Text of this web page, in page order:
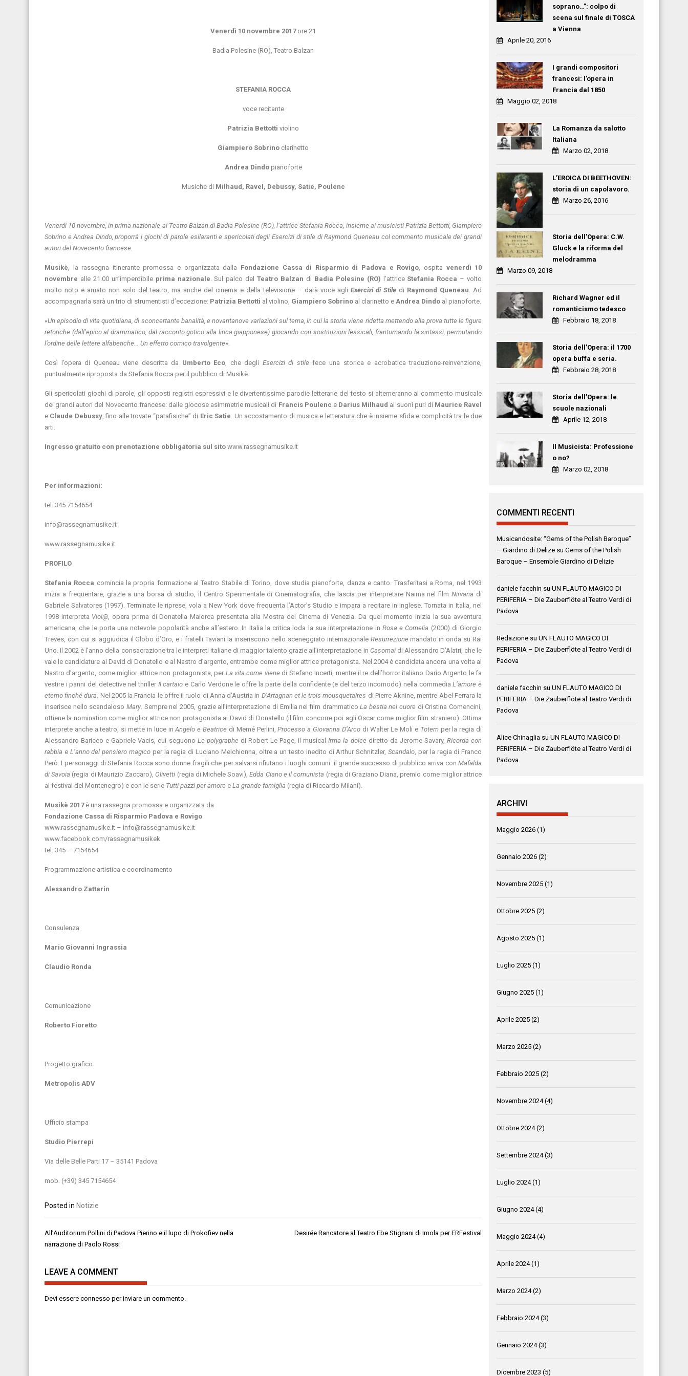
Venerdì 10 novembre 2017 ore 21
Badia Polesine (RO), Teatro Balzan
STEFANIA ROCCA
voce recitante
Patrizia Bettottiviolino
Giampiero Sobrino clarinetto
Andrea Dindo pianoforte
Musiche di Milhaud, Ravel, Debussy, Satie, Poulenc
Venerdì 10 novembre, in prima nazionale al Teatro Balzan di Badia Polesine (RO), l’attrice Stefania Rocca, insieme ai musicisti Patrizia Bettotti, Giampiero
Sobrino e Andrea Dindo, proporrà i giochi di parole esilaranti e spericolati degli Esercizi di stile di Raymond Queneau col commento musicale dei grandi
autori del Novecento francese.
Musikè, la rassegna itinerante promossa e organizzata dalla Fondazione Cassa di Risparmio di Padova e Rovigo, ospita venerdì 10
novembre alle 21.00 un’imperdibile prima nazionale. Sul palco delTeatro Balzan di Badia Polesine (RO) l’attrice Stefania Rocca – volto
molto noto e amato non solo del teatro, ma anche del cinema e della televisione – darà voce agli Esercizi di Stiledi Raymond Queneau. Ad
accompagnarla sarà un trio di strumentisti d’eccezione: Patrizia Bettotti al violino, Giampiero Sobrino al clarinetto e Andrea Dindo al pianoforte.
«Un episodio di vita quotidiana, di sconcertante banalità, e novantanove variazioni sul tema, in cui la storia viene ridetta mettendo alla prova tutte le figure
retoriche (dall’epico al drammatico, dal racconto gotico alla lirica giapponese) giocando con sostituzioni lessicali, frantumando la sintassi, permutando
l’ordine delle lettere alfabetiche… Un effetto comico travolgente».
Così l’opera di Queneau viene descritta da Umberto Eco, che degli Esercizi di stile fece una storica e acrobatica traduzione-reinvenzione,
puntualmente riproposta da Stefania Rocca per il pubblico di Musikè.
Gli spericolati giochi di parole, gli opposti registri espressivi e le divertentissime parodie letterarie del testo si alterneranno al commento musicale
dei grandi autori del Novecento francese: dalle giocose asimmetrie musicali di Francis Poulenc e Darius Milhaud ai suoni puri di Maurice Ravel
e Claude Debussy, fino alle trovate “patafisiche” di Eric Satie. Un accostamento di musica e letteratura che è insieme sfida e complicità tra le due
arti.
Ingresso gratuito con prenotazione obbligatoria sul sito www.rassegnamusike.it
Per informazioni:
tel. 345 7154654
info@rassegnamusike.it
www.rassegnamusike.it
PROFILO
Stefania Rocca comincia la propria formazione al Teatro Stabile di Torino, dove studia pianoforte, danza e canto. Trasferitasi a Roma, nel 1993
inizia a frequentare, grazie a una borsa di studio, il Centro Sperimentale di Cinematografia, che lascia per interpretare Naima nel filmNirvana di
Gabriele Salvatores (1997). Terminate le riprese, vola a New York dove frequenta l’Actor’s Studio e impara a recitare in inglese. Tornata in Italia, nel
1998 interpreta Viol@, opera prima di Donatella Maiorca presentata alla Mostra del Cinema di Venezia. Da quel momento inizia la sua avventura
americana, che le porta una notevole popolarità anche all’estero. In Italia la critica loda la sua interpretazione in Rosa e Cornelia (2000) di Giorgio
Treves, con cui si aggiudica il Globo d’Oro, e i fratelli Taviani la inseriscono nello sceneggiato internazionale Resurrezione mandato in onda su Rai
Uno. Il 2002 è l’anno della consacrazione tra le interpreti italiane di maggior talento grazie all’interpretazione in Casomai di Alessandro D’Alatri, che le
vale le candidature al David di Donatello e al Nastro d’argento, entrambe come miglior attrice protagonista. Nel 2004 è candidata ancora una volta al
Nastro d’argento, come miglior attrice non protagonista, per La vita come viene di Stefano Incerti, mentre il re dell’horror italiano Dario Argento le fa
vestire i panni del detective nel thriller Il cartaio e Carlo Verdone le offre la parte della confidente (e del terzo incomodo) nella commediaL’amore è
eterno finché dura. Nel 2005 la Francia le offre il ruolo di Anna d’Austria in D’Artagnan et le trois mousquetaires di Pierre Aknine, mentre Abel Ferrara la
inserisce nello scandaloso Mary. Sempre nel 2005, grazie all’interpretazione di Emilia nel film drammaticoLa bestia nel cuore di Cristina Comencini,
ottiene la nomination come miglior attrice non protagonista ai David di Donatello (il film concorre poi agli Oscar come miglior film straniero). Ottima
interprete anche a teatro, si mette in luce inAngelo e Beatrice di Memé Perlini,Processo a Giovanna D’Arcodi Walter Le Moli e Totemper la regia di
Alessandro Baricco e Gabriele Vacis, cui seguono Le polygraphe di Robert Le Page, il musicalIrma la dolce diretto da Jerome Savary,Ricorda con
rabbia e L’anno del pensiero magico per la regia di Luciano Melchionna, oltre a un testo inedito di Arthur Schnitzler,Scandalo, per la regia di Franco
Però. I personaggi di Stefania Rocca sono donne fragili che per salvarsi rifiutano i luoghi comuni: il grande successo di pubblico arriva conMafalda
di Savoia (regia di Maurizio Zaccaro), Olivetti (regia di Michele Soavi),Edda Ciano e il comunista (regia di Graziano Diana, premio come miglior attrice
al festival del Montenegro) e con le serie Tutti pazzi per amore e La grande famiglia (regia di Riccardo Milani).
Musikè 2017è una rassegna promossa e organizzata da
Fondazione Cassa di Risparmio Padova e Rovigo
www.rassegnamusike.it – info@rassegnamusike.it
www.facebook.com/rassegnamusikek
tel. 345 – 7154654
Programmazione artistica e coordinamento
Alessandro Zattarin
Consulenza
Mario Giovanni Ingrassia
Claudio Ronda
Comunicazione
Roberto Fioretto
Progetto grafico
Metropolis ADV
Ufficio stampa
Studio Pierrepi
Via delle Belle Parti 17 – 35141 Padova
mob. (+39) 345 7154654
Posted in Notizie
Navigazione
articoli
All’Auditorium Pollini di Padova Pierino e il lupo di Prokofiev nella
narrazione di Paolo Rossi
Desirée Rancatore al Teatro Ebe Stignani di Imola per ERFestival
LEAVE A COMMENT
Devi essere connesso per inviare un commento.
soprano…”: colpo di
scena sul finale di TOSCA
a Vienna
Aprile 20, 2016
I grandi compositori
francesi: l’opera in
Francia dal 1850
Maggio 02, 2018
La Romanza da salotto
Italiana
Marzo 02, 2018
L’EROICA DI BEETHOVEN:
storia di un capolavoro.
Marzo 26, 2016
Storia dell’Opera: C.W.
Gluck e la riforma del
melodramma
Marzo 09, 2018
Richard Wagner ed il
romanticismo tedesco
Febbraio 18, 2018
Storia dell’Opera: il 1700
opera buffa e seria.
Febbraio 28, 2018
Storia dell’Opera: le
scuole nazionali
Aprile 12, 2018
Il Musicista: Professione
o no?
Marzo 02, 2018
COMMENTI RECENTI
Musicandosite: “Gems of the Polish Baroque”
– Giardino di Delize suGems of the Polish
Baroque – Ensemble Giardino di Delizie
daniele facchin suUN FLAUTO MAGICO DI
PERIFERIA – Die Zauberflöte al Teatro Verdi di
Padova
Redazione suUN FLAUTO MAGICO DI
PERIFERIA – Die Zauberflöte al Teatro Verdi di
Padova
daniele facchin suUN FLAUTO MAGICO DI
PERIFERIA – Die Zauberflöte al Teatro Verdi di
Padova
Alice Chinaglia suUN FLAUTO MAGICO DI
PERIFERIA – Die Zauberflöte al Teatro Verdi di
Padova
ARCHIVI
Maggio 2026 (1)
Gennaio 2026 (2)
Novembre 2025 (1)
Ottobre 2025 (2)
Agosto 2025 (1)
Luglio 2025 (1)
Giugno 2025 (1)
Aprile 2025 (2)
Marzo 2025 (2)
Febbraio 2025 (2)
Novembre 2024(4)
Ottobre 2024(2)
Settembre 2024(3)
Luglio 2024(1)
Giugno 2024(4)
Maggio 2024(4)
Aprile 2024(1)
Marzo 2024(2)
Febbraio 2024(3)
Gennaio 2024(3)
Dicembre 2023 (5)